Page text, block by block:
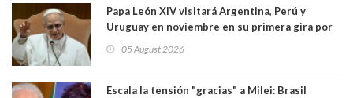
Papa León XIV visitará Argentina, Perú y
Uruguay en noviembre en su primera gira por
05 August 2026
Escala la tensión "gracias" a Milei: Brasil